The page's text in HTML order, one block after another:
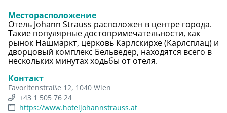
Месторасположение
Отель Johann Strauss расположен в центре города.
Такие популярные достопримечательности, как
рынок Нашмаркт, церковь Карлскирхе (Карлсплац) и
дворцовый комплекс Бельведер, находятся всего в
нескольких минутах ходьбы от отеля.
Контакт
Favoritenstraße 12, 1040 Wien
+43 1 505 76 24
https://www.hoteljohannstrauss.at